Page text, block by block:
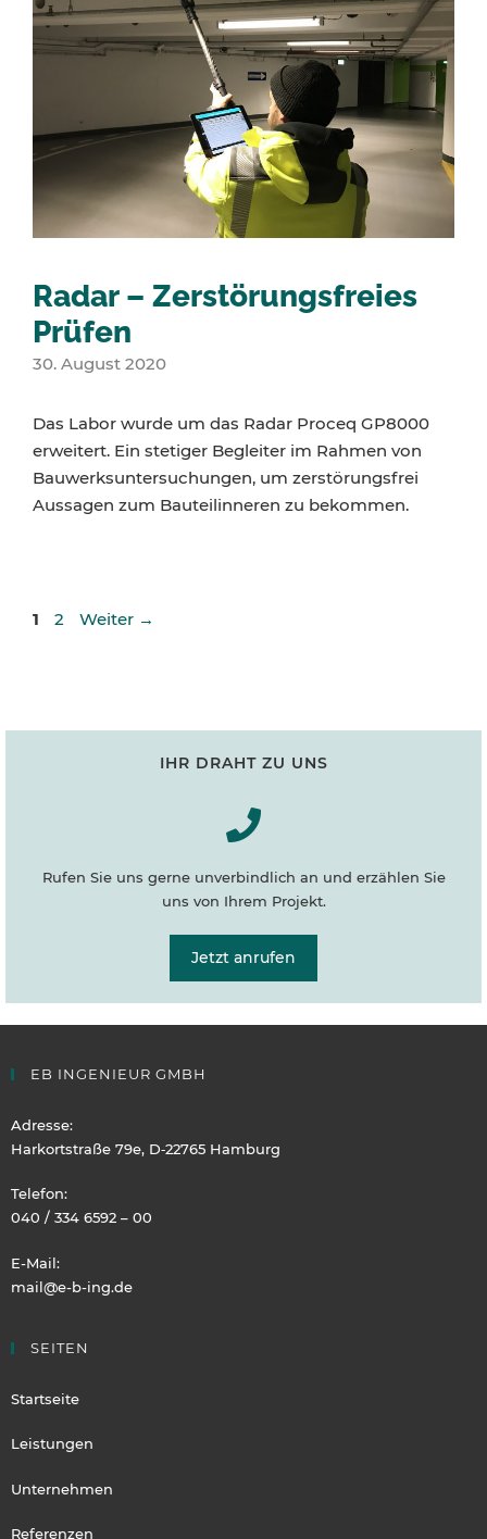
Radar – Zerstörungsfreies
Prüfen
30. August 2020
Das Labor wurde um das Radar Proceq GP8000
erweitert. Ein stetiger Begleiter im Rahmen von
Bauwerksuntersuchungen, um zerstörungsfrei
Aussagen zum Bauteilinneren zu bekommen.
Seite
1 Seite
2 Weiter →
IHR DRAHT ZU UNS
Rufen Sie uns gerne unverbindlich an und erzählen Sie
uns von Ihrem Projekt.
Jetzt anrufen
EB INGENIEUR GMBH
Adresse:
Harkortstraße 79e, D‑22765 Hamburg
Telefon:
040 / 334 6592 – 00
E-Mail:
mail@e-b-ing.de
SEITEN
Startseite
Leistungen
Unternehmen
Referenzen